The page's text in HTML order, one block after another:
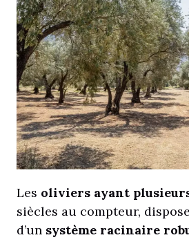
Les oliviers ayant
siècles au compteur,
d’un système racinaire